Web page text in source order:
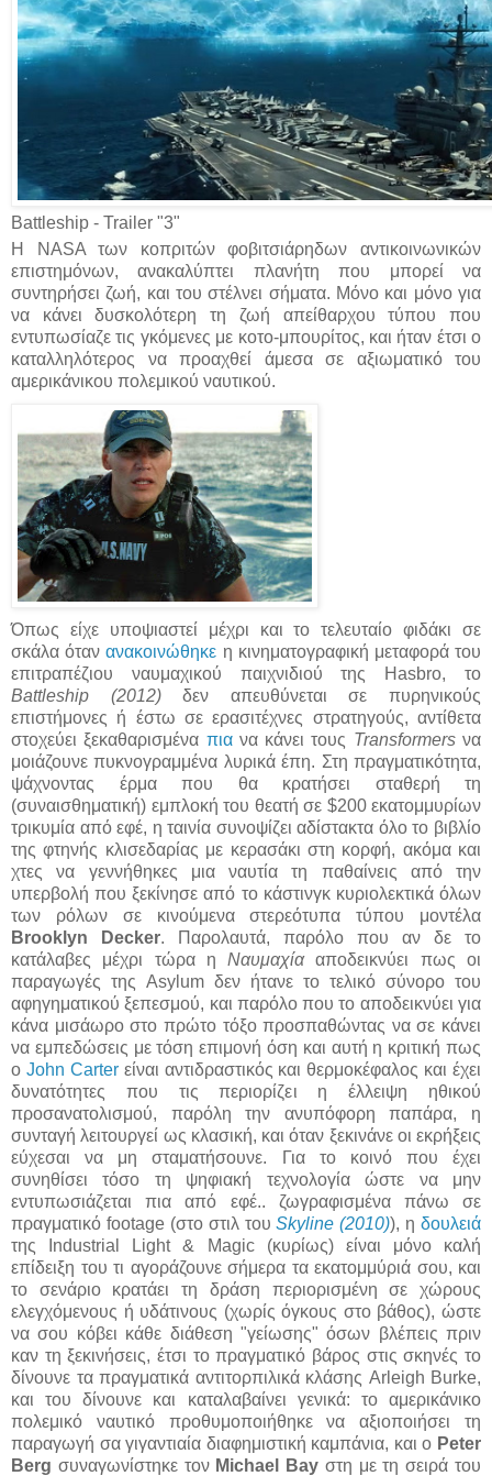
Battleship - Trailer "3"
Η NASA των κοπριτών φοβιτσιάρηδων αντικοινωνικών
επιστημόνων, ανακαλύπτει πλανήτη που μπορεί να
συντηρήσει ζωή, και του στέλνει σήματα. Μόνο και μόνο για
να κάνει δυσκολότερη τη ζωή απείθαρχου τύπου που
εντυπωσίαζε τις γκόμενες με κοτο-μπουρίτος, και ήταν έτσι ο
καταλληλότερος να προαχθεί άμεσα σε αξιωματικό του
αμερικάνικου πολεμικού ναυτικού.
Όπως είχε υποψιαστεί μέχρι και το τελευταίο φιδάκι σε
σκάλα ότανανακοινώθηκε η κινηματογραφική μεταφορά του
επιτραπέζιου ναυμαχικού παιχνιδιού της Hasbro, το
Battleship (2012)δεν απευθύνεται σε πυρηνικούς
επιστήμονες ή έστω σε ερασιτέχνες στρατηγούς, αντίθετα
στοχεύει ξεκαθαρισμένα πιανα κάνει τους Transformersνα
μοιάζουνε πυκνογραμμένα λυρικά έπη. Στη πραγματικότητα,
ψάχνοντας έρμα που θα κρατήσει σταθερή τη
(συναισθηματική) εμπλοκή του θεατή σε $200 εκατομμυρίων
τρικυμία από εφέ, η ταινία συνοψίζει αδίστακτα όλο το βιβλίο
της φτηνής κλισεδαρίας με κερασάκι στη κορφή, ακόμα και
χτες να γεννήθηκες μια ναυτία τη παθαίνεις από την
υπερβολή που ξεκίνησε από το κάστινγκ κυριολεκτικά όλων
των ρόλων σε κινούμενα στερεότυπα τύπου μοντέλα
Brooklyn Decker. Παρολαυτά, παρόλο που αν δε το
κατάλαβες μέχρι τώρα ηΝαυμαχίααποδεικνύει πως οι
παραγωγές της Asylum δεν ήτανε το τελικό σύνορο του
αφηγηματικού ξεπεσμού, και παρόλο που το αποδεικνύει για
κάνα μισάωρο στο πρώτο τόξο προσπαθώντας να σε κάνει
να εμπεδώσεις με τόση επιμονή όση και αυτή η κριτική πως
ο John Carterείναι αντιδραστικός και θερμοκέφαλος και έχει
δυνατότητες που τις περιορίζει η έλλειψη ηθικού
προσανατολισμού, παρόλη την ανυπόφορη παπάρα, η
συνταγή λειτουργεί ως κλασική, και όταν ξεκινάνε οι εκρήξεις
εύχεσαι να μη σταματήσουνε. Για το κοινό που έχει
συνηθίσει τόσο τη ψηφιακή τεχνολογία ώστε να μην
εντυπωσιάζεται πια από εφέ.. ζωγραφισμένα πάνω σε
πραγματικό footage (στο στιλ τουSkyline (2010)), η δουλειά
της Industrial Light & Magic (κυρίως) είναι μόνο καλή
επίδειξη του τι αγοράζουνε σήμερα τα εκατομμύριά σου, και
το σενάριο κρατάει τη δράση περιορισμένη σε χώρους
ελεγχόμενους ή υδάτινους (χωρίς όγκους στο βάθος), ώστε
να σου κόβει κάθε διάθεση "γείωσης" όσων βλέπεις πριν
καν τη ξεκινήσεις, έτσι το πραγματικό βάρος στις σκηνές το
δίνουνε τα πραγματικά αντιτορπιλικά κλάσης Arleigh Burke,
και του δίνουνε και καταλαβαίνει γενικά: το αμερικάνικο
πολεμικό ναυτικό προθυμοποιήθηκε να αξιοποιήσει τη
παραγωγή σα γιγαντιαία διαφημιστική καμπάνια, και ο Peter
Berg συναγωνίστηκε τον Michael Bay στη με τη σειρά του